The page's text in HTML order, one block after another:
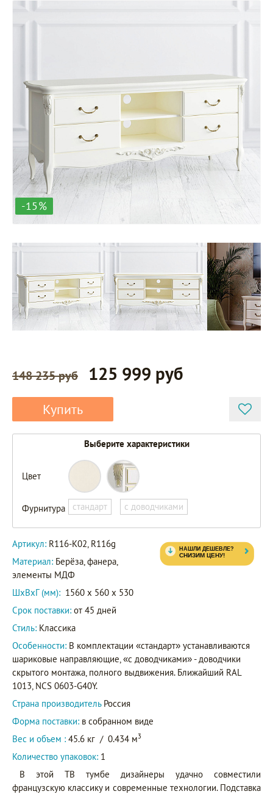
-15%
148 235 руб 125 999 руб
Купить
Выберите характеристики
Цвет
R116-
K02
R116g
Фурнитура стандарт с доводчиками
Артикул: R116-K02, R116g
Материал: Берёза, фанера,
элементы МДФ
ШxВxГ (мм): 1560 x 560 x 530
Срок поставки: от 45 дней
Стиль: Классика
Особенности: В комплектации «стандарт» устанавливаются
шариковые направляющие, «с доводчиками» - доводчики
скрытого монтажа, полного выдвижения. Ближайший RAL
1013, NCS 0603-G40Y.
Страна производитель Россия
Форма поставки: в собранном виде
Вес и объем : 45.6 кг / 0.434 м3
Количество упаковок: 1
В этой ТВ тумбе дизайнеры удачно совместили
французскую классику и современные технологии. Подставка